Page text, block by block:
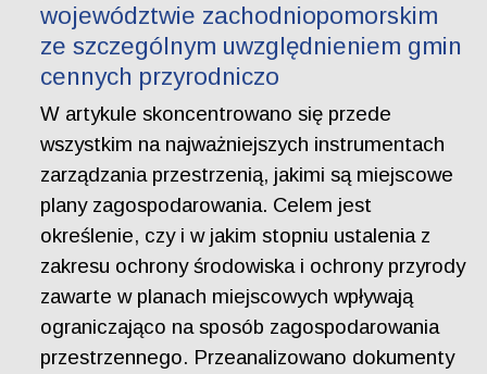
województwie zachodniopomorskim
ze szczególnym uwzględnieniem gmin
cennych przyrodniczo
W artykule skoncentrowano się przede
wszystkim na najważniejszych instrumentach
zarządzania przestrzenią, jakimi są miejscowe
plany zagospodarowania. Celem jest
określenie, czy i w jakim stopniu ustalenia z
zakresu ochrony środowiska i ochrony przyrody
zawarte w planach miejscowych wpływają
ograniczająco na sposób zagospodarowania
przestrzennego. Przeanalizowano dokumenty